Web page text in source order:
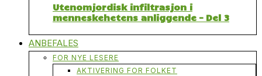
Utenomjordisk infiltrasjon i
menneskehetens anliggende – Del 3
ANBEFALES
FOR NYE LESERE
AKTIVERING FOR FOLKET